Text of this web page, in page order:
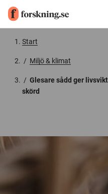
Start
/ Miljö & klimat
/ Glesare sådd ger
skörd